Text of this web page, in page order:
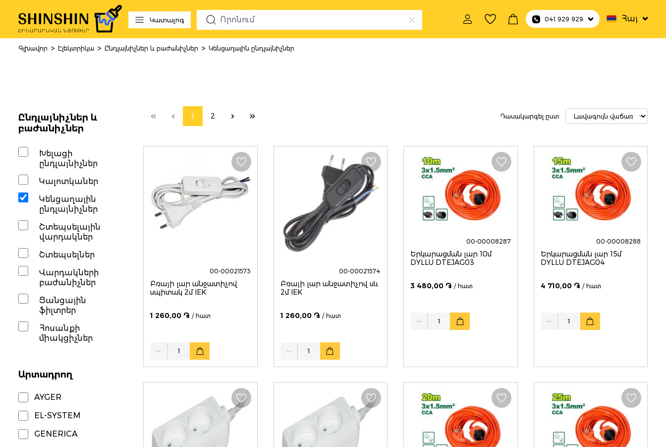
Skip to main navigation
Կատալոգ 041 929 929 Հայ
Գլխավոր > Էլեկտրիկա > Ընդլայնիչներ և բաժանիչներ > Կենցաղային ընդլայնիչներ
Կենցաղային ընդլայնիչներ
Ընդլայնիչներ և
բաժանիչներ
Խելացի
ընդլայնիչներ
Կալոտկաներ
Կենցաղային
ընդլայնիչներ
Շտեպսելային
վարդակներ
Շտեպսելներ
Վարդակների
բաժանիչներ
Ցանցային
ֆիլտրեր
Հոսանքի
միակցիչներ
Արտադրող
AYGER
EL-SYSTEM
GENERICA
1 2 Դասակարգել ըստ։
00-00021573
Բռայի լար անջատիչով
սպիտակ 2մ IEK
1 260,00 ֏ / հատ
00-00021574
Բռայի լար անջատիչով սև
2մ IEK
1 260,00 ֏ / հատ
00-00008287
Երկարացման լար 10մ
DYLLU DTEJAG03
3 480,00 ֏ / հատ
00-00008288
Երկարացման լար 15մ
DYLLU DTEJAG04
4 710,00 ֏ / հատ